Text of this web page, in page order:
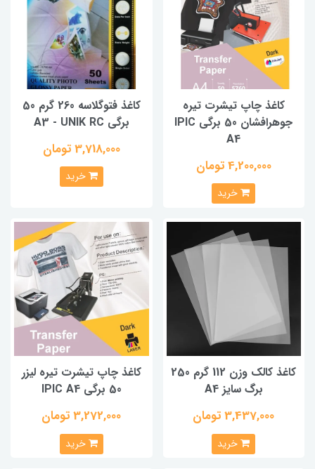
کاغذ چاپ تیشرت تیره
جوهرافشان 50 برگی IPIC
A4
4,200,000 تومان
خرید
کاغذ فتوگلاسه 260 گرم 50
برگی A3 - UNIK RC
3,718,000 تومان
خرید
کاغذ کالک وزن 112 گرم 250
برگ سایز A4
3,437,000 تومان
خرید
کاغذ چاپ تیشرت تیره لیزر
50 برگی IPIC A4
3,272,000 تومان
خرید